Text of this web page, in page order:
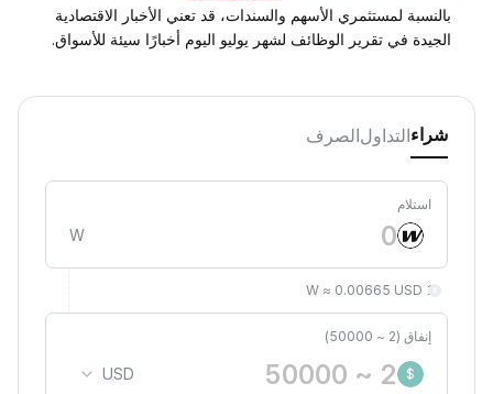
بالنسبة لمستثمري الأسهم والسندات، قد تعني الأخبار الاقتصادية
الجيدة في تقرير الوظائف لشهر يوليو اليوم أخبارًا سيئة للأسواق.
شراءالتداولالصرف
استلام
W
1 W ≈ 0.00665 USD
إنفاق (2 ~ 50000)
$
USD